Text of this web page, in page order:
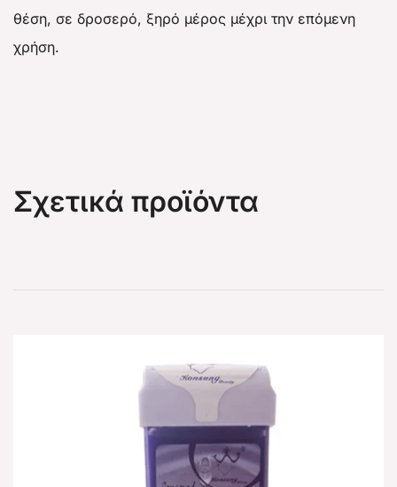
θέση, σε δροσερό, ξηρό μέρος μέχρι την επόμενη
χρήση.
Σχετικά προϊόντα